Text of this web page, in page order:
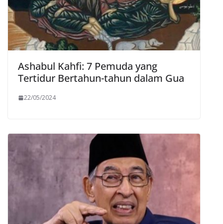
Ashabul Kahfi: 7 Pemuda yang
Tertidur Bertahun-tahun dalam Gua
22/05/2024